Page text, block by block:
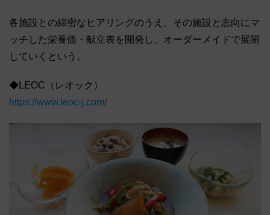
各施設との綿密なヒアリングのうえ、その施設と志向にマ
ッチした栄養価・献立表を開発し、オーダーメイドで展開
していくという。
◆LEOC（レオック）
https://www.leoc-j.com/